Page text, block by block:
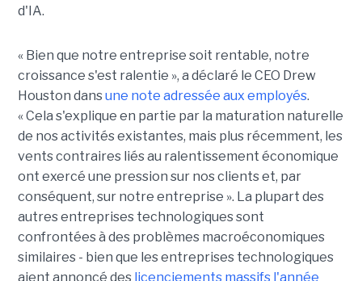
d'IA.
« Bien que notre entreprise soit rentable, notre
croissance s'est ralentie », a déclaré le CEO Drew
Houston dansune note adressée aux employés.
« Cela s'explique en partie par la maturation naturelle
de nos activités existantes, mais plus récemment, les
vents contraires liés au ralentissement économique
ont exercé une pression sur nos clients et, par
conséquent, sur notre entreprise ». La plupart des
autres entreprises technologiques sont
confrontées à des problèmes macroéconomiques
similaires - bien que les entreprises technologiques
aient annoncé des licenciements massifs l'année